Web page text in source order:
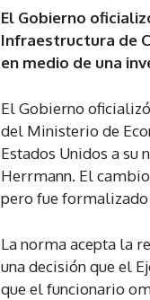
El Gobierno
Infraestructura de
en medio de una
El Gobierno
del Ministerio de
Estados Unidos a su
Herrmann. El
pero fue
La norma acepta la
una decisión que el
que el funcionario